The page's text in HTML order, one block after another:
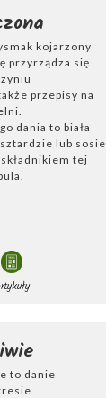
kojarzony
przyrządza się
przepisy na
dania to biała
lub sosie
tej
to danie